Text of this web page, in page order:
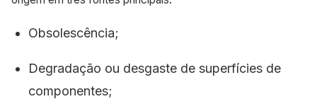
Obsolescência;
Degradação ou desgaste de superfícies de
componentes;